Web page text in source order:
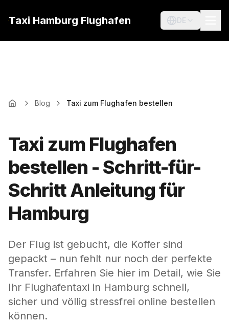
Taxi Hamburg Flughafen DE
Blog Taxi zum Flughafen bestellen
Taxi zum Flughafen
bestellen - Schritt-für-
Schritt Anleitung für
Hamburg
Der Flug ist gebucht, die Koffer sind
gepackt – nun fehlt nur noch der perfekte
Transfer. Erfahren Sie hier im Detail, wie Sie
Ihr Flughafentaxi in Hamburg schnell,
sicher und völlig stressfrei online bestellen
können.